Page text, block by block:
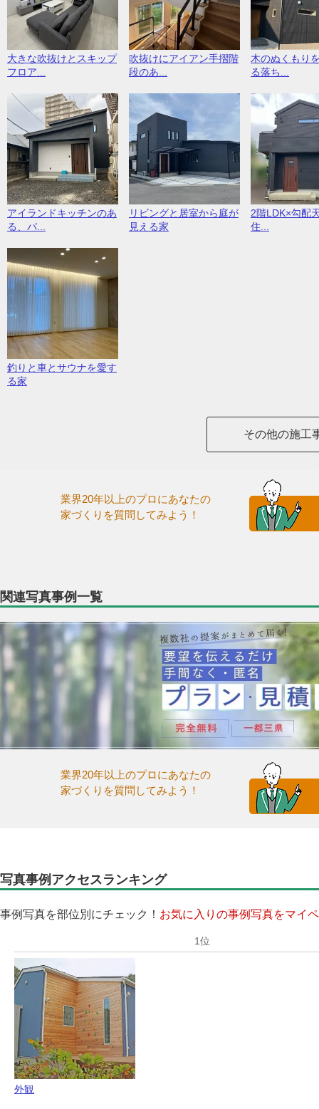
大きな吹抜けとスキップ
フロア...
吹抜けにアイアン手摺階
段のあ...
木のぬくもり
る落ち...
アイランドキッチンのあ
る、バ...
リビングと居室から庭が
見える家
2階LDK×勾配
住...
釣りと車とサウナを愛す
る家
その他の施工
業界20年以上のプロにあなたの
家づくりを質問してみよう！
関連写真事例一覧
業界20年以上のプロにあなたの
家づくりを質問してみよう！
写真事例アクセスランキング
事例写真を部位別にチェック！ お気に入りの事例写真をマイ
外観